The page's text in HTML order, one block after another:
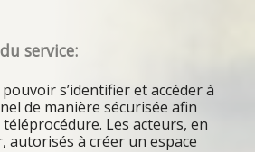
service:
s’identifier et accéder à
de manière sécurisée afin
Les acteurs, en
autorisés à créer un espace